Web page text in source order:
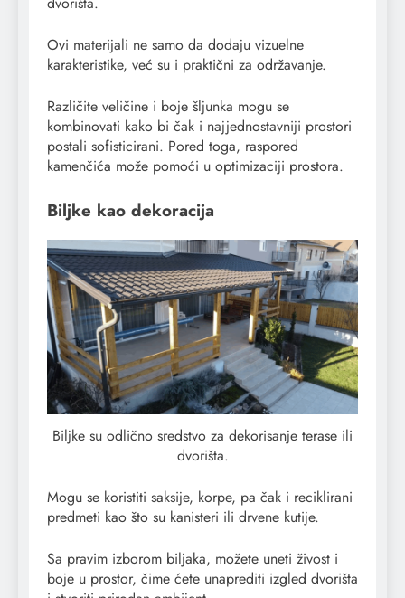
Ovi materijali ne samo da dodaju vizuelne
karakteristike, već su i praktični za održavanje.
Različite veličine i boje šljunka mogu se
kombinovati kako bi čak i najjednostavniji prostori
postali sofisticirani. Pored toga, raspored
kamenčića može pomoći u optimizaciji prostora.
Biljke kao dekoracija
Biljke su odlično sredstvo za dekorisanje terase ili
dvorišta.
Mogu se koristiti saksije, korpe, pa čak i reciklirani
predmeti kao što su kanisteri ili drvene kutije.
Sa pravim izborom biljaka, možete uneti živost i
boje u prostor, čime ćete unaprediti izgled dvorišta